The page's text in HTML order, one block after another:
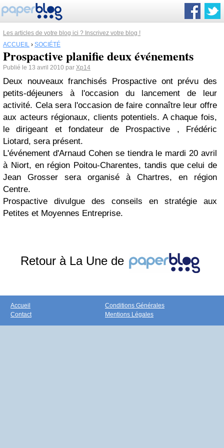
Les articles de votre blog ici ? Inscrivez votre blog !
ACCUEIL › SOCIÉTÉ
Prospactive planifie deux événements
Publié le 13 avril 2010 par Xp14
Deux nouveaux franchisés Prospactive ont prévu des
petits-déjeuners à l'occasion du lancement de leur
activité. Cela sera l'occasion de faire connaître leur offre
aux acteurs régionaux, clients potentiels. A chaque fois,
le dirigeant et fondateur de Prospactive , Frédéric
Liotard, sera présent.
L'événement d'Arnaud Cohen se tiendra le mardi 20 avril
à Niort, en région Poitou-Charentes, tandis que celui de
Jean Grosser sera organisé à Chartres, en région
Centre.
Prospactive divulgue des conseils en stratégie aux
Petites et Moyennes Entreprise.
Retour à La Une de
Accueil
Contact
Conditions Générales
Mentions Légales